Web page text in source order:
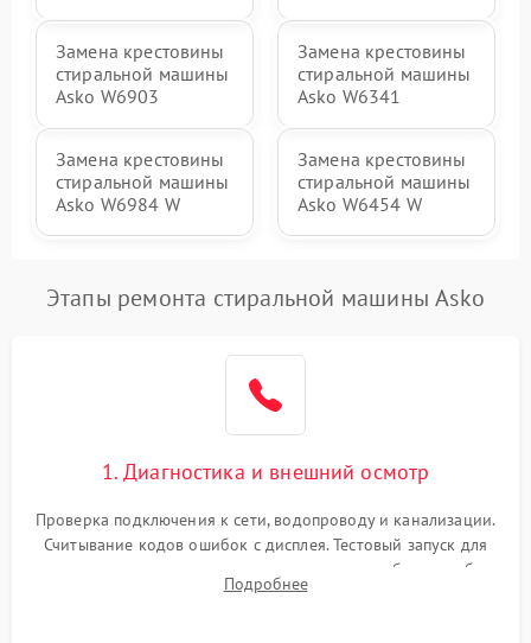
Замена крестовины
стиральной машины
Asko W6903
Замена крестовины
стиральной машины
Asko W6341
Замена крестовины
стиральной машины
Asko W6984 W
Замена крестовины
стиральной машины
Asko W6454 W
Этапы ремонта стиральной машины Asko
1. Диагностика и внешний осмотр
Проверка подключения к сети, водопроводу и канализации.
Считывание кодов ошибок с дисплея. Тестовый запуск для
выявления посторонних шумов, протечек или сбоев в работе
электронного модуля управления.
Подробнее